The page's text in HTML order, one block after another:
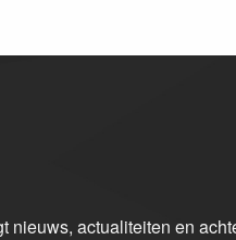
nieuws, actualiteiten en